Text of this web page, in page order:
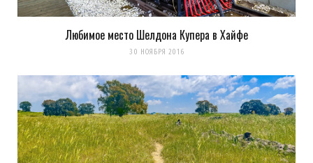
Любимое место Шелдона Купера в Хайфе
30 НОЯБРЯ 2016